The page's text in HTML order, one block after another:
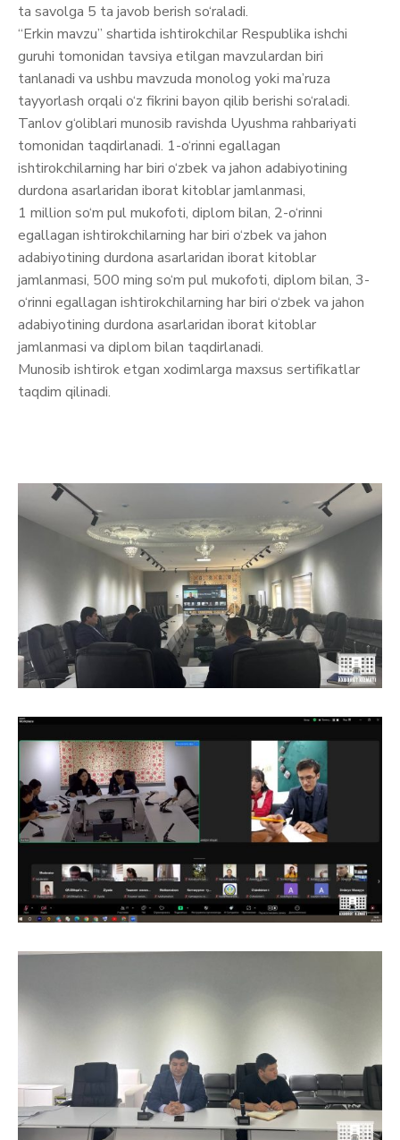
ta savolga 5 ta javob berish so‘raladi.
“Erkin mavzu” shartida ishtirokchilar Respublika ishchi
guruhi tomonidan tavsiya etilgan mavzulardan biri
tanlanadi va ushbu mavzuda monolog yoki ma’ruza
tayyorlash orqali o‘z fikrini bayon qilib berishi so‘raladi.
Tanlov g‘oliblari munosib ravishda Uyushma rahbariyati
tomonidan taqdirlanadi. 1-o‘rinni egallagan
ishtirokchilarning har biri o‘zbek va jahon adabiyotining
durdona asarlaridan iborat kitoblar jamlanmasi,
1 million so‘m pul mukofoti, diplom bilan, 2-o‘rinni
egallagan ishtirokchilarning har biri o‘zbek va jahon
adabiyotining durdona asarlaridan iborat kitoblar
jamlanmasi, 500 ming so‘m pul mukofoti, diplom bilan, 3-
o‘rinni egallagan ishtirokchilarning har biri o‘zbek va jahon
adabiyotining durdona asarlaridan iborat kitoblar
jamlanmasi va diplom bilan taqdirlanadi.
Munosib ishtirok etgan xodimlarga maxsus sertifikatlar
taqdim qilinadi.